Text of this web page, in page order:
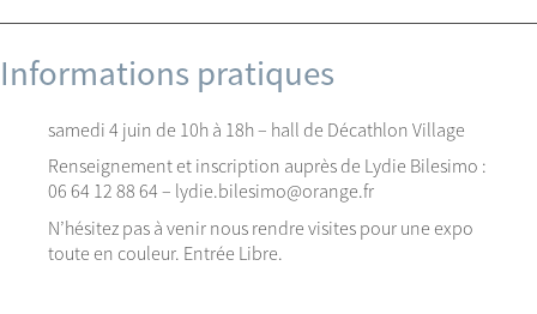
Informations pratiques
samedi 4 juin de 10h à 18h – hall de Décathlon Village
Renseignement et inscription auprès de Lydie Bilesimo :
06 64 12 88 64 – lydie.bilesimo@orange.fr
N’hésitez pas à venir nous rendre visites pour une expo
toute en couleur. Entrée Libre.